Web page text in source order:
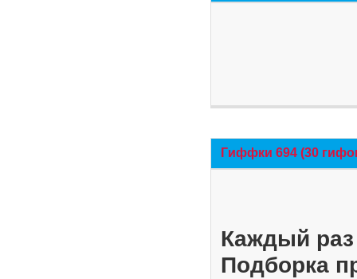
Гиффки 694 (30
Каждый
Подборка